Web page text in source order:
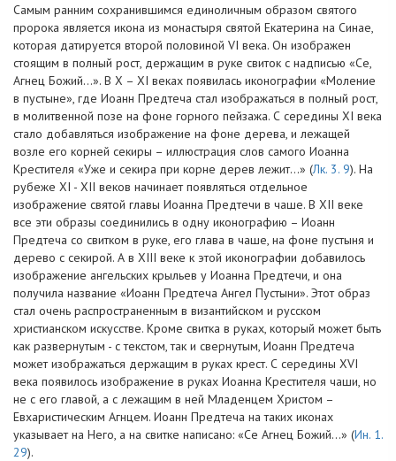
Самым ранним сохранившимся единоличным образом святого
пророка является икона из монастыря святой Екатерина на Синае,
которая датируется второй половиной VI века. Он изображен
стоящим в полный рост, держащим в руке свиток с надписью «Се,
Агнец Божий…». В X – XI веках появилась иконографии «Моление
в пустыне», где Иоанн Предтеча стал изображаться в полный рост,
в молитвенной позе на фоне горного пейзажа. С середины XI века
стало добавляться изображение на фоне дерева, и лежащей
возле его корней секиры – иллюстрация слов самого Иоанна
Крестителя «Уже и секира при корне дерев лежит…» (Лк. 3. 9). На
рубеже XI - XII веков начинает появляться отдельное
изображение святой главы Иоанна Предтечи в чаше. В XII веке
все эти образы соединились в одну иконографию – Иоанн
Предтеча со свитком в руке, его глава в чаше, на фоне пустыня и
дерево с секирой. А в XIII веке к этой иконографии добавилось
изображение ангельских крыльев у Иоанна Предтечи, и она
получила название «Иоанн Предтеча Ангел Пустыни». Этот образ
стал очень распространенным в византийском и русском
христианском искусстве. Кроме свитка в руках, который может быть
как развернутым - с текстом, так и свернутым, Иоанн Предтеча
может изображаться держащим в руках крест. С середины XVI
века появилось изображение в руках Иоанна Крестителя чаши, но
не с его главой, а с лежащим в ней Младенцем Христом –
Евхаристическим Агнцем. Иоанн Предтеча на таких иконах
указывает на Него, а на свитке написано: «Се Агнец Божий…» (Ин. 1.
29).